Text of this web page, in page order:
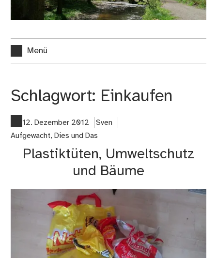
Menü
Schlagwort: Einkaufen
12. Dezember 2012
Sven
Aufgewacht, Dies und Das
Plastiktüten, Umweltschutz
und Bäume